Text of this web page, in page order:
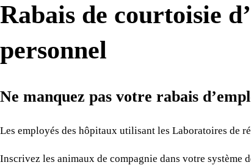
Rabais de courtoisie
personnel
Ne manquez pas votre rabais
Les employés des hôpitaux utilisant les Laboratoires de
Inscrivez les animaux de compagnie dans votre système